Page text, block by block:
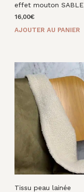
effet mouton SABLE
16,00€
AJOUTER AU PANIER
Tissu peau lainée